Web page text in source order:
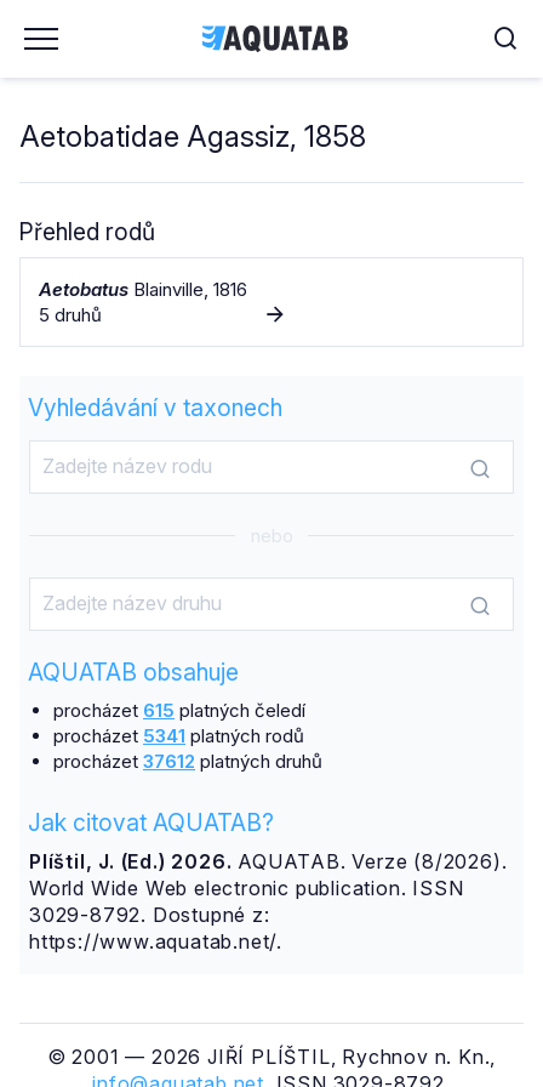
Aetobatidae Agassiz, 1858
Přehled rodů
Aetobatus Blainville, 1816
5 druhů
Vyhledávání v taxonech
nebo
AQUATAB obsahuje
procházet 615 platných čeledí
procházet 5341 platných rodů
procházet 37612 platných druhů
Jak citovat AQUATAB?
Plíštil, J. (Ed.) 2026. AQUATAB. Verze (8/2026).
World Wide Web electronic publication. ISSN
3029-8792. Dostupné z:
https://www.aquatab.net/.
© 2001 — 2026 JIŘÍ PLÍŠTIL, Rychnov n. Kn.,